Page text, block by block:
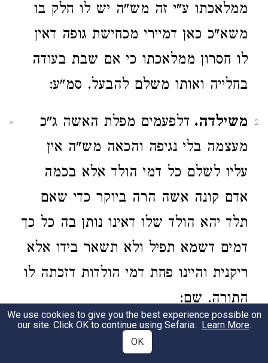
ממלאכתו ע"י זה מש"ה יש לו חלק בו
משא"כ כאן דמיירי מכחישת גופה דאין
לו חסרון ממלאכתו כי אם שבת בעודה
בחלייה ואותו משלם להבעל. סמ"ע:
2 משילדה. דלפעמים מפלת האשה ג"כ
מעצמה בלי נגיפה והכאה מש"ה אין
עליו לשלם כל דמי הולד אלא בכמה
אדם קונה אשה הרה ביוקר כדי שאם
תלד יהא הולד שלו דאינו נותן בה כל כך
דמים דשמא תפיל ולא תשאר בידו אלא
ריקנית והיינו פחת דמי הולדות דזכתה לו
התורה. שם:
הוא נותן להרופא והשבת לבעל
We use cookies to give you the best experience possible on
our site. Click OK to continue using Sefaria. Learn More.
OK